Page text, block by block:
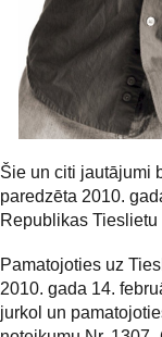
Šie un citi jautājumi
paredzēta 2010.
Republikas Tieslietu
Pamatojoties uz
2010. gada 14.
jurkol un